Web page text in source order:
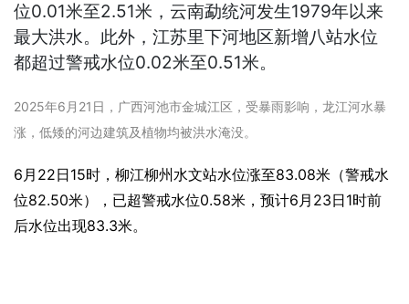
位0.01米至2.51米，云南勐统河发生1979年以来
最大洪水。此外，江苏里下河地区新增八站水位
都超过警戒水位0.02米至0.51米。
2025年6月21日，广西河池市金城江区，受暴雨影响，龙江河水暴
涨，低矮的河边建筑及植物均被洪水淹没。
6月22日15时，柳江柳州水文站水位涨至83.08米（警戒水
位82.50米），已超警戒水位0.58米，预计6月23日1时前
后水位出现83.3米。